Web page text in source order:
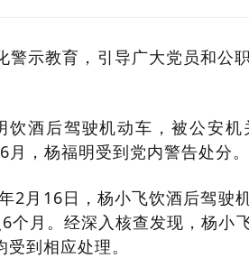
示教育，引导广大党员和公
酒后驾驶机动车，被公安
，杨福明受到党内警告处分。
2月16日，杨小飞饮酒后驾驶
月。经深入核查发现，杨小
到相应处理。